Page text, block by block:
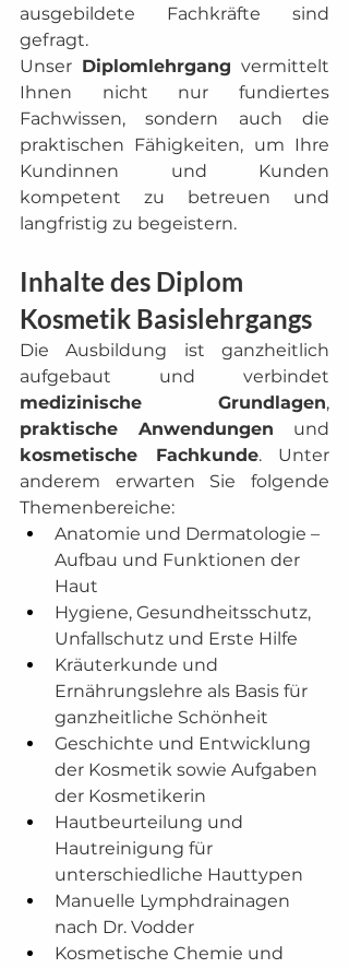
ausgebildete Fachkräfte sind
gefragt.
Unser Diplomlehrgang vermittelt
Ihnen nicht nur fundiertes
Fachwissen, sondern auch die
praktischen Fähigkeiten, um Ihre
Kundinnen und Kunden
kompetent zu betreuen und
langfristig zu begeistern.
Inhalte des Diplom
Kosmetik Basislehrgangs
Die Ausbildung ist ganzheitlich
medizinische Grundlagen
praktische Anwendungen
kosmetische Fachkunde. Unter
anderem erwarten Sie folgende
Themenbereiche:
Anatomie und Dermatologie –
Aufbau und Funktionen der
Haut
Hygiene, Gesundheitsschutz,
Unfallschutz und Erste Hilfe
Kräuterkunde und
Ernährungslehre als Basis für
ganzheitliche Schönheit
Geschichte und Entwicklung
der Kosmetik sowie Aufgaben
der Kosmetikerin
Hautbeurteilung und
Hautreinigung für
unterschiedliche Hauttypen
Manuelle Lymphdrainagen
nach Dr. Vodder
Kosmetische Chemie und